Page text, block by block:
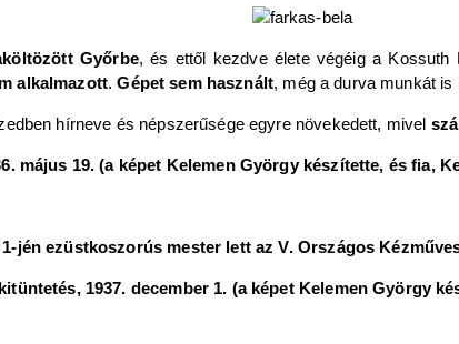
Győrbe, és ettől kezdve élete végéig a Kossuth
alkalmazott.Gépet sem használt, még a durva munkát is
hírneve és népszerűsége egyre növekedett, mivel
május 19. (a képet Kelemen György készítette, és fia,
1-jén ezüstkoszorús mester lett az V. Országos
1937. december 1. (a képet Kelemen György